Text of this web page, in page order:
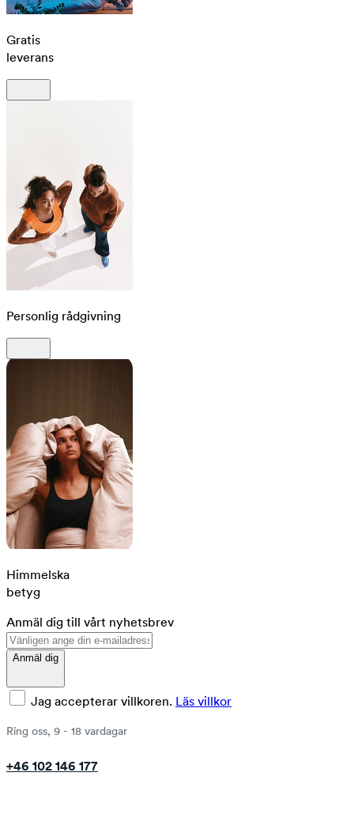
Gratis
leverans
Personlig rådgivning
Himmelska
betyg
Anmäl dig till vårt nyhetsbrev
Anmäl dig
Jag accepterar villkoren. Läs villkor
Ring oss, 9 - 18 vardagar
+46 102 146 177